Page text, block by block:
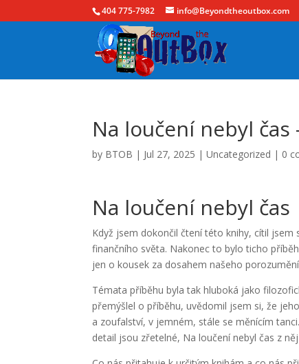
404 775-7982 info@Beyondtheoutbox.com
Na loučení nebyl čas
by BTOB | Jul 27, 2025 |Uncategorized | 0
Na loučení nebyl
Když jsem dokončil čtení této knihy, cítil
finančního světa. Nakonec to bylo ticho
jen o kousek za dosahem našeho
Témata příběhu byla tak hluboká jako
přemýšlel o příběhu, uvědomil jsem si, že
a zoufalství, v jemném, stále se měnícím
detail jsou zřetelné, Na loučení nebyl čas z